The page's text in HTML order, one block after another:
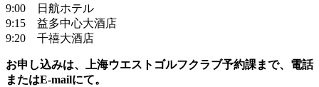
9:00 日航ホテル
9:15 益多中心大酒店
9:20 千禧大酒店
お申し込みは、上海ウエストゴルフクラブ予約課まで、電話
またはE-mailにて。